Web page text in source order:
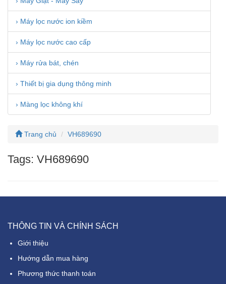
› Máy lọc nước ion kiềm
› Máy lọc nước cao cấp
› Máy rửa bát, chén
› Thiết bị gia dụng thông minh
› Màng lọc không khí
Trang chủ VH689690
Tags: VH689690
THÔNG TIN VÀ CHÍNH SÁCH
Giới thiệu
Hướng dẫn mua hàng
Phương thức thanh toán